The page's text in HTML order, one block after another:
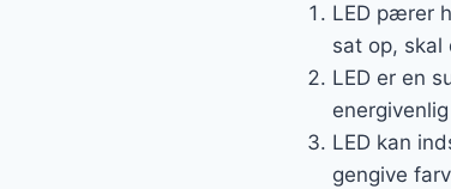
LED pærer
sat op, skal
LED er en
LED kan
gengive